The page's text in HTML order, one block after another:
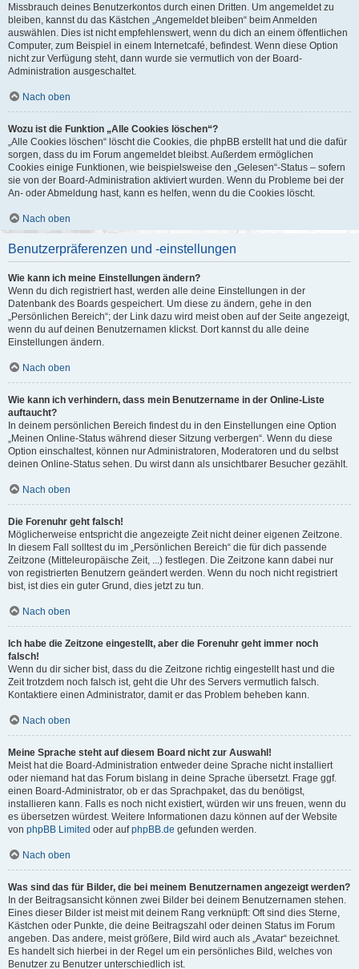
Missbrauch deines Benutzerkontos durch einen Dritten. Um angemeldet zu
bleiben, kannst du das Kästchen „Angemeldet bleiben“ beim Anmelden
auswählen. Dies ist nicht empfehlenswert, wenn du dich an einem öffentlichen
Computer, zum Beispiel in einem Internetcafé, befindest. Wenn diese Option
nicht zur Verfügung steht, dann wurde sie vermutlich von der Board-
Administration ausgeschaltet.
Nach oben
Wozu ist die Funktion „Alle Cookies löschen“?
„Alle Cookies löschen“ löscht die Cookies, die phpBB erstellt hat und die dafür
sorgen, dass du im Forum angemeldet bleibst. Außerdem ermöglichen
Cookies einige Funktionen, wie beispielsweise den „Gelesen“-Status – sofern
sie von der Board-Administration aktiviert wurden. Wenn du Probleme bei der
An- oder Abmeldung hast, kann es helfen, wenn du die Cookies löscht.
Nach oben
Benutzerpräferenzen und -einstellungen
Wie kann ich meine Einstellungen ändern?
Wenn du dich registriert hast, werden alle deine Einstellungen in der
Datenbank des Boards gespeichert. Um diese zu ändern, gehe in den
„Persönlichen Bereich“; der Link dazu wird meist oben auf der Seite angezeigt,
wenn du auf deinen Benutzernamen klickst. Dort kannst du alle deine
Einstellungen ändern.
Nach oben
Wie kann ich verhindern, dass mein Benutzername in der Online-Liste
auftaucht?
In deinem persönlichen Bereich findest du in den Einstellungen eine Option
„Meinen Online-Status während dieser Sitzung verbergen“. Wenn du diese
Option einschaltest, können nur Administratoren, Moderatoren und du selbst
deinen Online-Status sehen. Du wirst dann als unsichtbarer Besucher gezählt.
Nach oben
Die Forenuhr geht falsch!
Möglicherweise entspricht die angezeigte Zeit nicht deiner eigenen Zeitzone.
In diesem Fall solltest du im „Persönlichen Bereich“ die für dich passende
Zeitzone (Mitteleuropäische Zeit, ...) festlegen. Die Zeitzone kann dabei nur
von registrierten Benutzern geändert werden. Wenn du noch nicht registriert
bist, ist dies ein guter Grund, dies jetzt zu tun.
Nach oben
Ich habe die Zeitzone eingestellt, aber die Forenuhr geht immer noch
falsch!
Wenn du dir sicher bist, dass du die Zeitzone richtig eingestellt hast und die
Zeit trotzdem noch falsch ist, geht die Uhr des Servers vermutlich falsch.
Kontaktiere einen Administrator, damit er das Problem beheben kann.
Nach oben
Meine Sprache steht auf diesem Board nicht zur Auswahl!
Meist hat die Board-Administration entweder deine Sprache nicht installiert
oder niemand hat das Forum bislang in deine Sprache übersetzt. Frage ggf.
einen Board-Administrator, ob er das Sprachpaket, das du benötigst,
installieren kann. Falls es noch nicht existiert, würden wir uns freuen, wenn du
es übersetzen würdest. Weitere Informationen dazu können auf der Website
von phpBB Limited oder aufphpBB.de gefunden werden.
Nach oben
Was sind das für Bilder, die bei meinem Benutzernamen angezeigt werden?
In der Beitragsansicht können zwei Bilder bei deinem Benutzernamen stehen.
Eines dieser Bilder ist meist mit deinem Rang verknüpft: Oft sind dies Sterne,
Kästchen oder Punkte, die deine Beitragszahl oder deinen Status im Forum
angeben. Das andere, meist größere, Bild wird auch als „Avatar“ bezeichnet.
Es handelt sich hierbei in der Regel um ein persönliches Bild, welches von
Benutzer zu Benutzer unterschiedlich ist.